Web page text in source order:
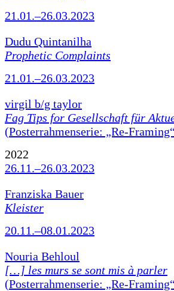
21.01.–26.03.2023
Dudu Quintanilha
Prophetic Complaints
21.01.–26.03.2023
virgil b/g taylor
Fag Tips for Gesellschaft für
(Posterrahmenserie: „Re-
2022
26.11.–26.03.2023
Franziska Bauer
Kleister
20.11.–08.01.2023
Nouria Behloul
[…] les murs se sont mis à parler
(Posterrahmenserie: „Re-